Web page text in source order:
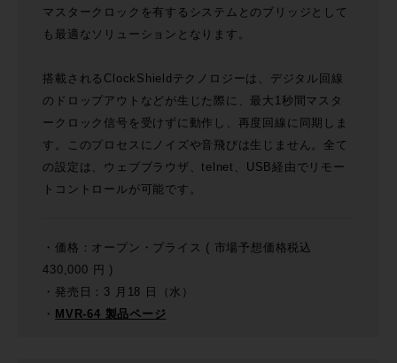
マスタークロックを有するシステムとのブリッジとして
も最適なソリューションとなります。
搭載されるClockShieldテクノロジーは、デジタル回線
のドロップアウトなどが生じた際に、最大1秒間マスタ
ークロック信号を受けずに動作し、再度回線に同期しま
す。このプロセスにノイズや音飛びは生じません。全て
の設定は、ウェブブラウザ、telnet、USB経由でリモー
トコントロールが可能です。
・価格：オープン・プライス ( 市場予想価格税込
430,000 円 )
・発売日：3 月18 日（水）
・ MVR-64 製品ページ